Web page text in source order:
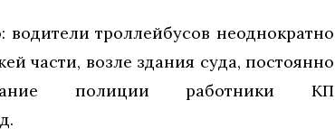
троллейбусов неоднократно
части, возле здания суда, постоянно
полиции работники КП